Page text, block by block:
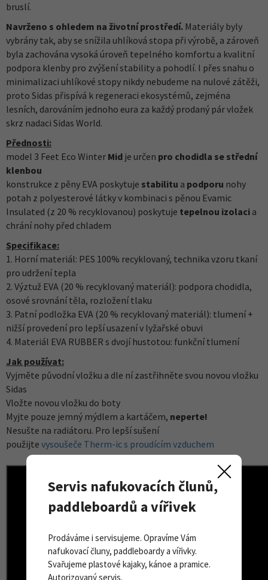
bruslí.
Navrženo s ohledem na životní prostředí. Materiály byly
vybrány tak, aby se snížila uhlíková stopa při výrobě, a zároveň
byla zachována vysoká úroveň tepelného komfortu a kvalitní
podpora klenby pro zvýšení stability a pohodlí. I přes snahu o
minimalizaci uhlíkové stopy nikdy nebudeme na nulové zátěži,
proto Sidas přispívá k regeneraci ekosystémů, zejména
lesních, darováním jednoho eura za každý prodaný pár vložek
skrz nadaci Sidas World.
Přednosti:
model 3 Feet Eco Winter Mid je určen pro chodidla se střední
klenbou
konstrukce z pěny EVA poskytuje stabilitu a podporu nohy
potah z polyesterové látky v kombinaci s pěnou Evamic
Insulated (z 20 % recyklovanou) poskytuje tepelnou izolaci a
chrání nohy před chladem
Specifikace:
1. Horní materiál: PES 100% recyklovaný, technika vzoru tkaní
pro udržení tepla
2. Výztuž EVA (20 % recyklovaný materiál): podpora chodidla,
osové srovnání těla, rozložení tlaku
3. Patní podložka EVA (20 % recyklovaný materiál): tlumení +
nižší provedení pro lepší usazení v lyžařské obuvi
4. Materiál EVA RUBBER s dvojí hustotou: funkční tlumení
Jak používat:
Vyjměte původní vložku a dle ní zastřihněte svou novou vložku
Sidas
Vložte novou vložku do boty
Myjte pouze jemný mýdlem a kartáčem, neperte!
Nesušte na radiátoru. Pro lepší sušení
použijte vysoušeče Therm-ic s proudícím vzduchem
Servis nafukovacích člunů,
paddleboardů a vířivek
Prodáváme i servisujeme. Opravíme Vám
nafukovací čluny, paddleboardy a vířivky.
Svařujeme plastové kajaky, kánoe a pramice.
Autorizovaný servis.